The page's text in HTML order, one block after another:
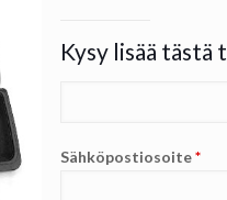
Kysy lisää
Sähköpostiosoite*